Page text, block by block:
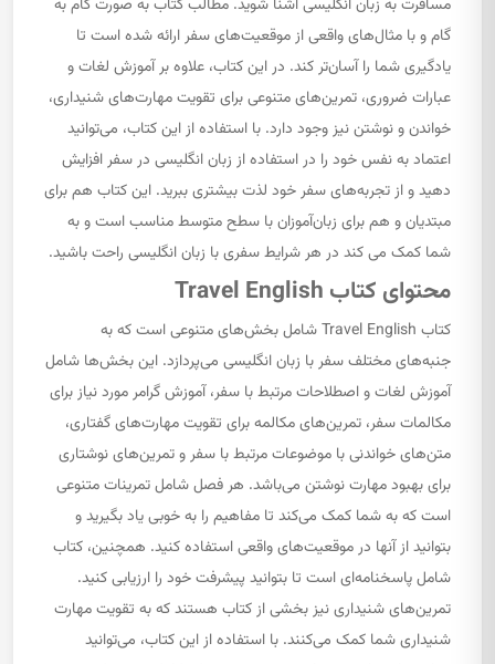
مسافرت به زبان انگلیسی آشنا شوید. مطالب کتاب به صورت گام به
گام و با مثال‌های واقعی از موقعیت‌های سفر ارائه شده است تا
یادگیری شما را آسان‌تر کند. در این کتاب، علاوه بر آموزش لغات و
عبارات ضروری، تمرین‌های متنوعی برای تقویت مهارت‌های شنیداری،
خواندن و نوشتن نیز وجود دارد. با استفاده از این کتاب، می‌توانید
اعتماد به نفس خود را در استفاده از زبان انگلیسی در سفر افزایش
دهید و از تجربه‌های سفر خود لذت بیشتری ببرید. این کتاب هم برای
مبتدیان و هم برای زبان‌آموزان با سطح متوسط مناسب است و به
شما کمک می کند در هر شرایط سفری با زبان انگلیسی راحت باشید.
محتوای کتاب Travel English
کتاب Travel English شامل بخش‌های متنوعی است که به
جنبه‌های مختلف سفر با زبان انگلیسی می‌پردازد. این بخش‌ها شامل
آموزش لغات و اصطلاحات مرتبط با سفر، آموزش گرامر مورد نیاز برای
مکالمات سفر، تمرین‌های مکالمه برای تقویت مهارت‌های گفتاری،
متن‌های خواندنی با موضوعات مرتبط با سفر و تمرین‌های نوشتاری
برای بهبود مهارت نوشتن می‌باشد. هر فصل شامل تمرینات متنوعی
است که به شما کمک می‌کند تا مفاهیم را به خوبی یاد بگیرید و
بتوانید از آنها در موقعیت‌های واقعی استفاده کنید. همچنین، کتاب
شامل پاسخنامه‌ای است تا بتوانید پیشرفت خود را ارزیابی کنید.
تمرین‌های شنیداری نیز بخشی از کتاب هستند که به تقویت مهارت
شنیداری شما کمک می‌کنند. با استفاده از این کتاب، می‌توانید